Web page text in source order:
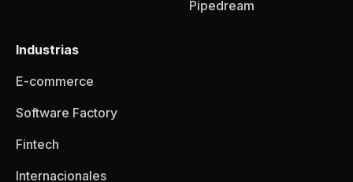
Pipedream
Industrias
E-commerce
Software Factory
Fintech
Internacionales